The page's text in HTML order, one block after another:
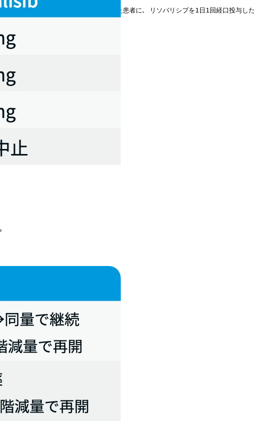
ソン9または20の変異が確認された患者に､ リソバリシブを1日1回経口投与